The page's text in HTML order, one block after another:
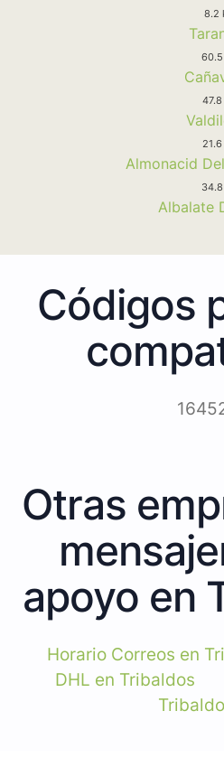
8.2
Almonacid
Albalate
Códigos
Otras
apoyo en
Horario Correos en
DHL en Tribaldos